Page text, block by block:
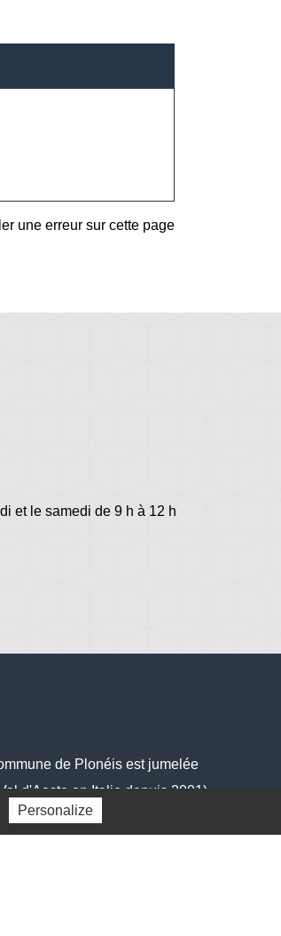
une erreur sur cette page
et le samedi de 9 h à 12 h
de Plonéis est jumelée
d'Aoste en Italie depuis 2001)
Personalize